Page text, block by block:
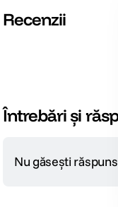
Recenzii
Întrebări și
Nu găsești